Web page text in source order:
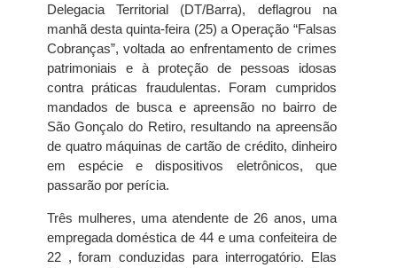
Delegacia Territorial (DT/Barra), deflagrou na
manhã desta quinta-feira (25) a Operação “Falsas
Cobranças”, voltada ao enfrentamento de crimes
patrimoniais e à proteção de pessoas idosas
contra práticas fraudulentas. Foram cumpridos
mandados de busca e apreensão no bairro de
São Gonçalo do Retiro, resultando na apreensão
de quatro máquinas de cartão de crédito, dinheiro
em espécie e dispositivos eletrônicos, que
passarão por perícia.
Três mulheres, uma atendente de 26 anos, uma
empregada doméstica de 44 e uma confeiteira de
22 , foram conduzidas para interrogatório. Elas